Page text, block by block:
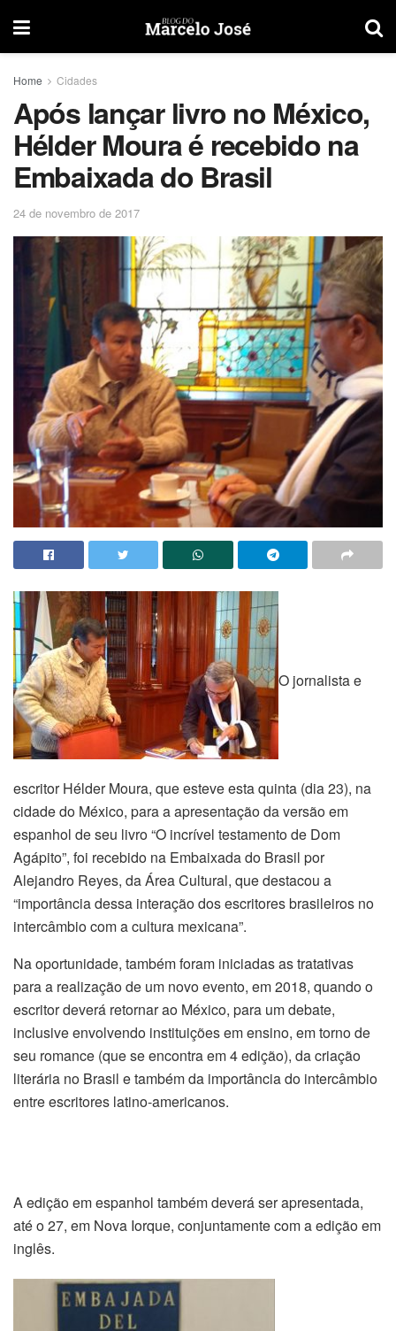
Home Cidades
Após lançar livro no México,
Hélder Moura é recebido na
Embaixada do Brasil
24 de novembro de 2017
O jornalista e
escritor Hélder Moura, que esteve esta quinta (dia 23), na
cidade do México, para a apresentação da versão em
espanhol de seu livro “O incrível testamento de Dom
Agápito”, foi recebido na Embaixada do Brasil por
Alejandro Reyes, da Área Cultural, que destacou a
“importância dessa interação dos escritores brasileiros no
intercâmbio com a cultura mexicana”.
Na oportunidade, também foram iniciadas as tratativas
para a realização de um novo evento, em 2018, quando o
escritor deverá retornar ao México, para um debate,
inclusive envolvendo instituições em ensino, em torno de
seu romance (que se encontra em 4 edição), da criação
literária no Brasil e também da importância do intercâmbio
entre escritores latino-americanos.
A edição em espanhol também deverá ser apresentada,
até o 27, em Nova Iorque, conjuntamente com a edição em
inglês.